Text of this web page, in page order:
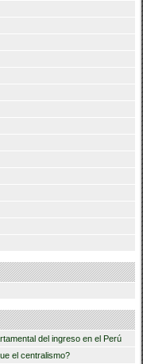
del ingreso en el Perú
el centralismo?